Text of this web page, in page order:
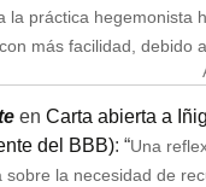
la práctica hegemonista
más facilidad, debido
en Carta abierta a
del BBB): “Una
sobre la necesidad de